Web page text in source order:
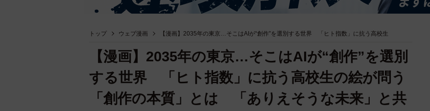
トップ ウェブ漫画 【漫画】2035年の東京…そこはAIが“創作”を選別する世界 「ヒト指数」に抗う高校生
【漫画】2035年の東京…そこはAIが“創作”を選別
する世界 「ヒト指数」に抗う高校生の絵が問う
「創作の本質」とは 「ありえそうな未来」と共